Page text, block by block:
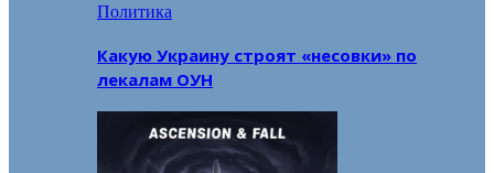
Политика
Какую Украину строят «несовки» по
лекалам ОУН